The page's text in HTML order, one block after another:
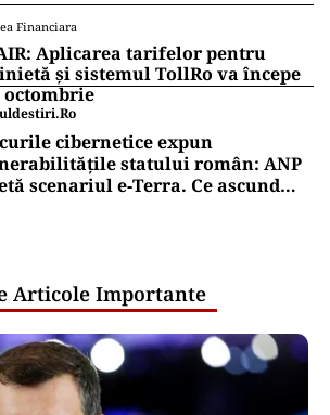
Financiara
Aplicarea tarifelor pentru
și sistemul TollRo va începe
octombrie
cibernetice expun
statului român: ANP
scenariul e‑Terra. Ce ascund
Articole Importante